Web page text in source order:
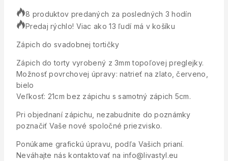
8 produktov predaných za posledných 3 hodín
Predaj rýchlo! Viac ako 13 ľudí má v košíku
Zápich do svadobnej tortičky
Zápich do torty vyrobený z 3mm topoľovej preglejky.
Možnosť povrchovej úpravy: natrieť na zlato, červeno,
bielo
Veľkosť: 21cm bez zápichu s samotný zápich 5cm.
Pri objednaní zápichu, nezabudnite do poznámky
poznačiť Vaše nové spoločné priezvisko.
Ponúkame grafickú úpravu, podľa Vašich prianí.
Neváhajte nás kontaktovať na info@livastyl.eu